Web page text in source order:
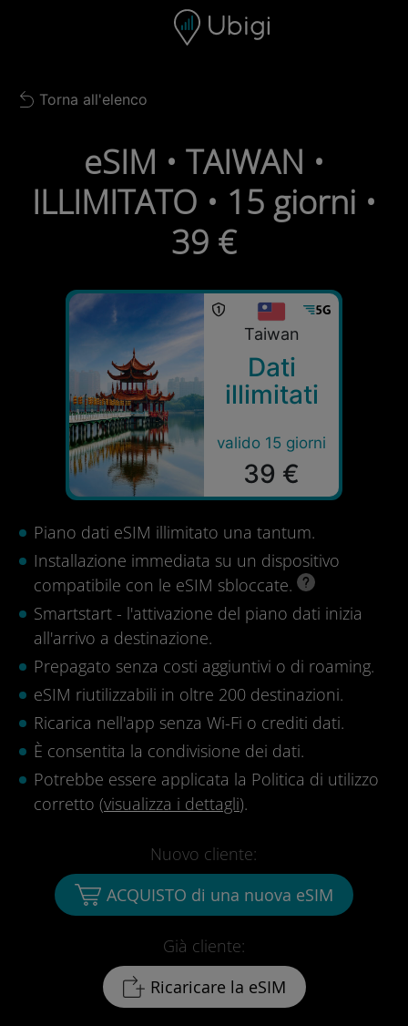
Barra di navigazione
Back to list
Torna all'elenco
eSIM • TAIWAN •
ILLIMITATO • 15 giorni •
39 €
Taiwan
Dati
illimitati
valido 15 giorni
39 €
Piano dati eSIM illimitato una tantum.
Installazione immediata su un dispositivo
compatibile con le eSIM sbloccate.
Smartstart - l'attivazione del piano dati inizia
all'arrivo a destinazione.
Prepagato senza costi aggiuntivi o di roaming.
eSIM riutilizzabili in oltre 200 destinazioni.
Ricarica nell'app senza Wi-Fi o crediti dati.
È consentita la condivisione dei dati.
Potrebbe essere applicata la Politica di utilizzo
corretto (visualizza i dettagli).
Già cliente:
Ricaricare la eSIM
Nuovo cliente:
ACQUISTO di una nuova eSIM